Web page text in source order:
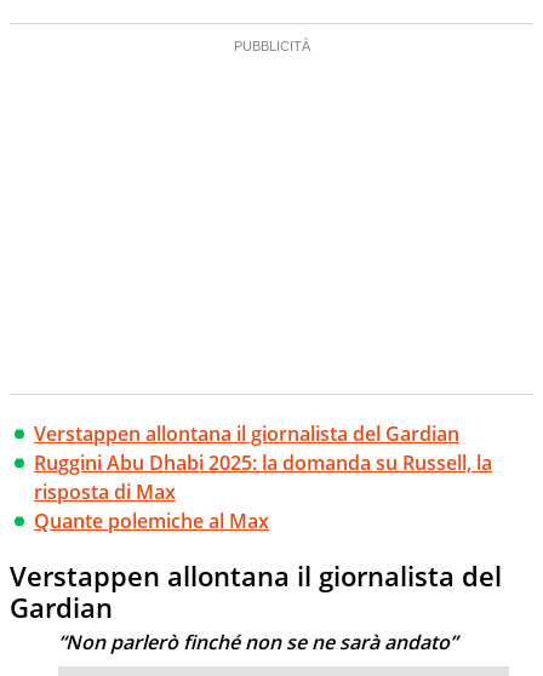
Verstappen allontana il giornalista del Gardian
Ruggini Abu Dhabi 2025: la domanda su Russell, la
risposta di Max
Quante polemiche al Max
Verstappen allontana il giornalista del
Gardian
“Non parlerò finché non se ne sarà andato”